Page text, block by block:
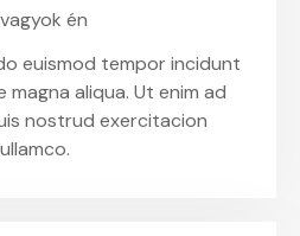
én
euismod tempor incidunt
aliqua. Ut enim ad
nostrud exercitacion
ullamco.